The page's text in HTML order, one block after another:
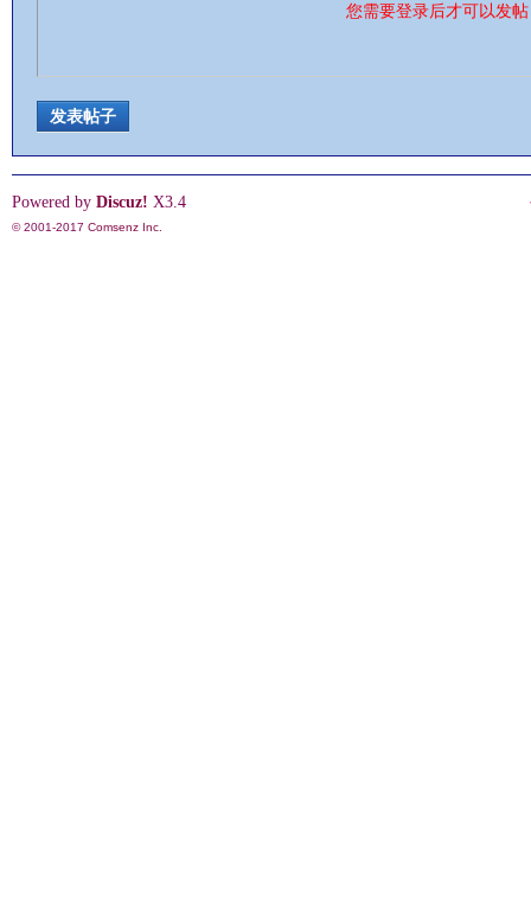
您需要登录后才可以发
发表帖子
Powered by Discuz! X3.4
© 2001-2017 Comsenz Inc.